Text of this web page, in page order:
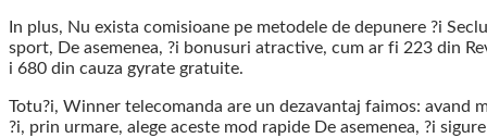
In plus, Nu exista comisioane pe metodele de depunere ?i
sport, De asemenea, ?i bonusuri atractive, cum ar fi 223 din
i 680 din cauza gyrate gratuite.
Totu?i, Winner telecomanda are un dezavantaj faimos:
?i, prin urmare, alege aceste mod rapide De asemenea, ?i